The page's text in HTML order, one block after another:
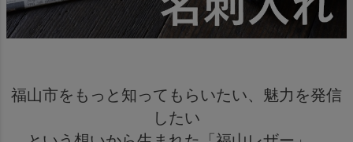
福山市をもっと知ってもらいたい、魅力を発信
したい